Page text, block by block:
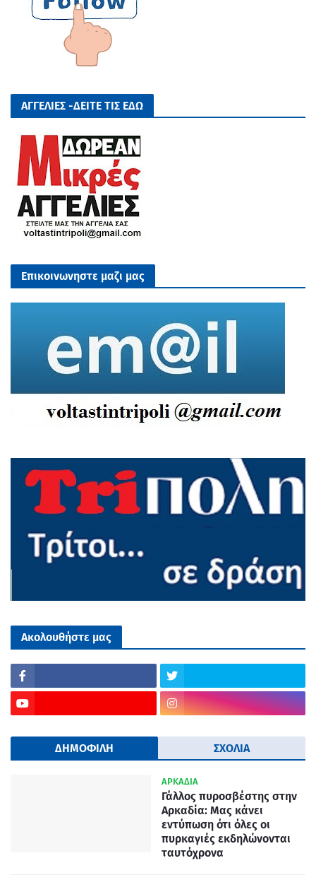
ΑΓΓΕΛΙΕΣ -ΔΕΙΤΕ ΤΙΣ ΕΔΩ
Επικοινωνηστε μαζι μας
Ακολουθήστε μας
ΔΗΜΟΦΙΛΗ ΣΧΟΛΙΑ
ΑΡΚΑΔΙΑ
Γάλλος πυροσβέστης στην
Αρκαδία: Μας κάνει
εντύπωση ότι όλες οι
πυρκαγιές εκδηλώνονται
ταυτόχρονα